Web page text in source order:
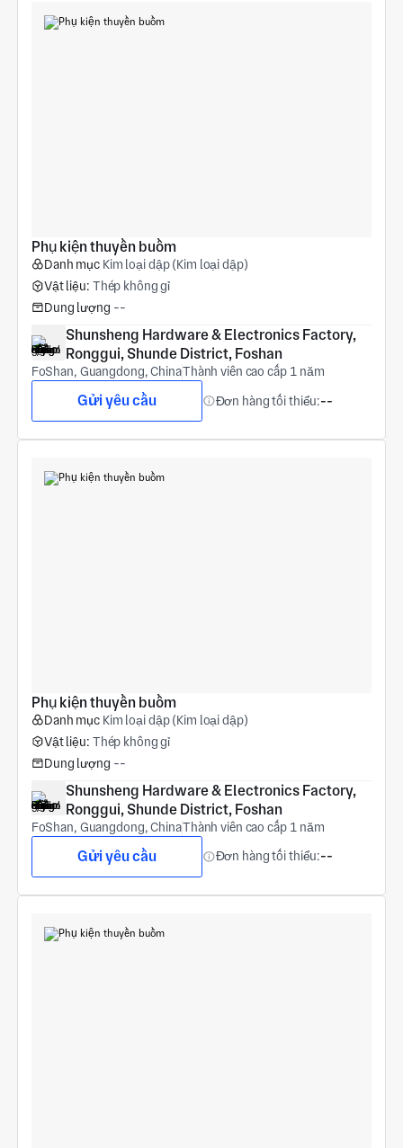
Phụ kiện thuyền buồm
Danh mục Kim loại dập (Kim loại dập)
Vật liệu: Thép không gỉ
Dung lượng --
Shunsheng Hardware & Electronics Factory,
Ronggui, Shunde District, Foshan
FoShan, Guangdong, ChinaThành viên cao cấp 1 năm
Gửi yêu cầu Đơn hàng tối thiểu:--
Phụ kiện thuyền buồm
Danh mục Kim loại dập (Kim loại dập)
Vật liệu: Thép không gỉ
Dung lượng --
Shunsheng Hardware & Electronics Factory,
Ronggui, Shunde District, Foshan
FoShan, Guangdong, ChinaThành viên cao cấp 1 năm
Gửi yêu cầu Đơn hàng tối thiểu:--